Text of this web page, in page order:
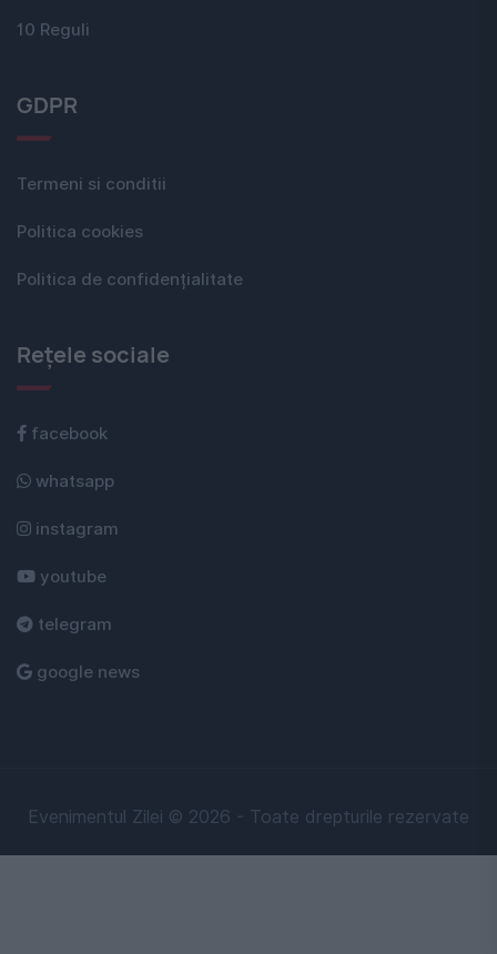
10 Reguli
GDPR
Termeni si conditii
Politica cookies
Politica de confidențialitate
Rețele sociale
facebook
whatsapp
instagram
youtube
telegram
google news
Evenimentul Zilei © 2026 - Toate drepturile rezervate